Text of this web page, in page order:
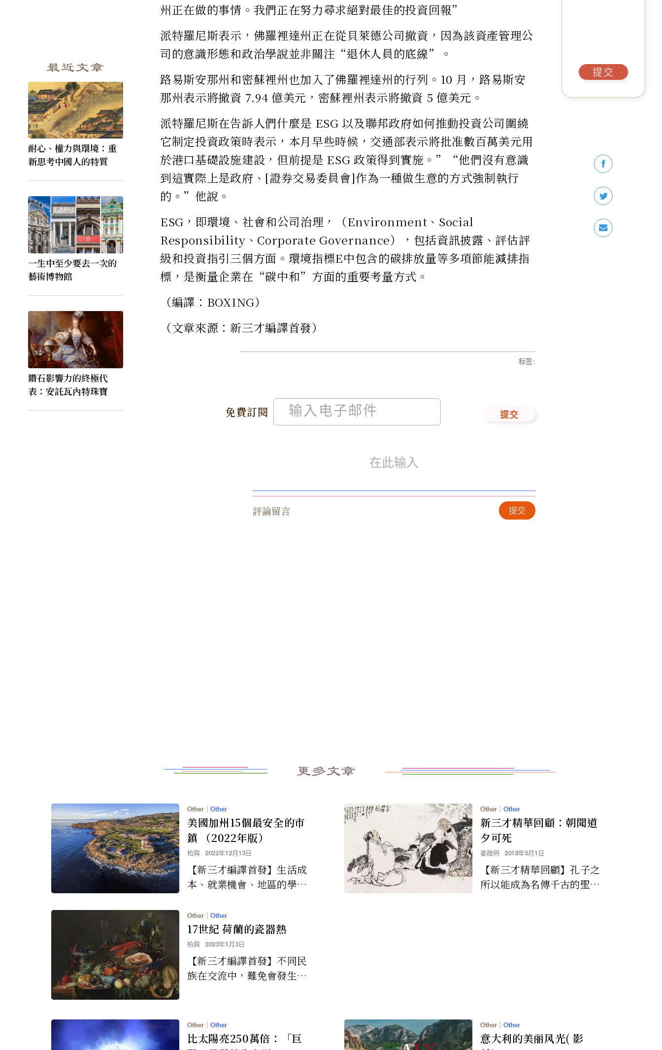
最近文章
耐心、權力與環境：重
新思考中國人的特質
一生中至少要去一次的
藝術博物館
鑽石影響力的終極代
表：安託瓦內特珠寶
州正在做的事情。我們正在努力尋求絕對最佳的投資回報”
派特羅尼斯表示，佛羅裡達州正在從貝萊德公司撤資，因為該資產管理公
司的意識形態和政治學說並非關注“退休人員的底線”。
路易斯安那州和密蘇裡州也加入了佛羅裡達州的行列。10 月，路易斯安
那州表示將撤資 7.94 億美元，密蘇裡州表示將撤資 5 億美元。
派特羅尼斯在告訴人們什麼是 ESG 以及聯邦政府如何推動投資公司圍繞
它制定投資政策時表示，本月早些時候，交通部表示將批准數百萬美元用
於港口基礎設施建設，但前提是 ESG 政策得到實施。”“他們沒有意識
到這實際上是政府、[證券交易委員會]作為一種做生意的方式強制執行
的。”他說。
ESG，即環境、社會和公司治理，（Environment、Social
Responsibility、Corporate Governance），包括資訊披露、評估評
級和投資指引三個方面。環境指標E中包含的碳排放量等多項節能減排指
標，是衡量企業在“碳中和”方面的重要考量方式。
（編譯：BOXING）
（文章來源：新三才編譯首發）
免費訂閱 提交
标签:
評論留言 提交
提交
更多文章
Other ｜ Other
美國加州15個最安全的市
鎮 （2022年版）
柏興 2022年12月13日
【新三才編譯首發】生活成
本、就業機會、地區的學
在哪裡的重要因素。但是犯
罪率往往都是排在優先考...
Other ｜ Other
新三才精華回顧：朝聞道
夕可死
姜啟明 2018年5月1日
【新三才精華回顧】孔子之
所以能成為名傳千古的聖
Other ｜ Other
17世紀 荷蘭的瓷器熱
柏興 2023年1月3日
【新三才編譯首發】不同民
族在交流中，難免會發生文
ast In...
Other ｜ Other
比太陽亮250萬倍：「巨
Other ｜ Other
意大利的美丽风光( 影